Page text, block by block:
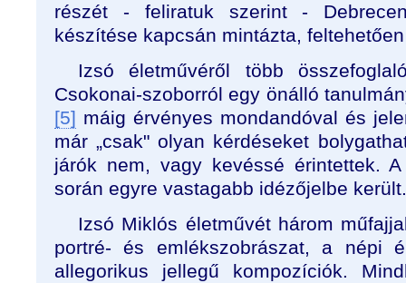
részét - feliratuk szerint -
készítése kapcsán mintázta,
Izsó életművéről több
Csokonai-szoborról egy önálló
[5] máig érvényes mondandóval és
már „csak" olyan kérdéseket
járók nem, vagy kevéssé érintettek.
során egyre vastagabb idézőjelbe került.
Izsó Miklós életművét három
portré- és emlékszobrászat, a népi
allegorikus jellegű kompozíciók.